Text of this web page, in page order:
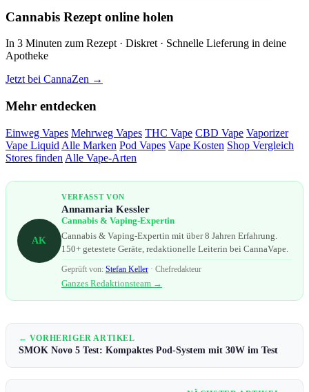
Cannabis Rezept online holen
In 3 Minuten zum Rezept · Diskret · Schnelle Lieferung in deine
Apotheke
Jetzt bei CannaZen →
Mehr entdecken
Einweg Vapes Mehrweg Vapes THC Vape CBD Vape Vaporizer
Vape Liquid Alle Marken Pod Vapes Vape Kosten Shop Vergleich
Stores finden Alle Vape-Arten
AK
VERFASST VON
Annamaria Kessler
Cannabis & Vaping-Expertin
Cannabis & Vaping-Expertin mit über 8 Jahren Erfahrung.
150+ getestete Geräte, redaktionelle Leiterin bei CannaVape.
Geprüft von: Stefan Keller · Chefredakteur
Ganzes Redaktionsteam →
← VORHERIGER ARTIKEL
SMOK Novo 5 Test: Kompaktes Pod-System mit 30W im Test